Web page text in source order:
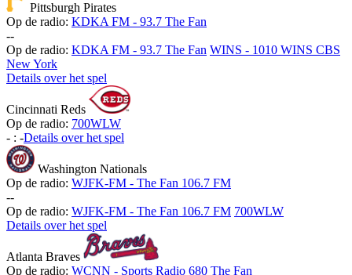
Pittsburgh Pirates
Op de radio: KDKA FM - 93.7 The Fan
--
Op de radio: KDKA FM - 93.7 The Fan WINS - 1010 WINS CBS
New York
Details over het spel
Cincinnati Reds
Op de radio: 700WLW
- : -Details over het spel
Washington Nationals
Op de radio: WJFK-FM - The Fan 106.7 FM
--
Op de radio: WJFK-FM - The Fan 106.7 FM 700WLW
Details over het spel
Atlanta Braves
Op de radio: WCNN - Sports Radio 680 The Fan